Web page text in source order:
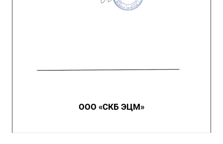
ООО «СКБ ЭЦМ»